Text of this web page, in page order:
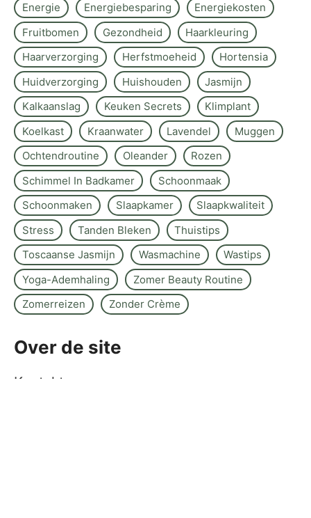
Energie
Energiebesparing
Energiekosten
Fruitbomen
Gezondheid
Haarkleuring
Haarverzorging
Herfstmoeheid
Hortensia
Huidverzorging
Huishouden
Jasmijn
Kalkaanslag
Keuken Secrets
Klimplant
Koelkast
Kraanwater Lavendel
Muggen
Ochtendroutine
Oleander
Rozen
Schimmel In Badkamer
Schoonmaak
Schoonmaken
Slaapkamer
Slaapkwaliteit
Stress
Tanden Bleken
Thuistips
Toscaanse Jasmijn
Wasmachine
Wastips
Yoga-Ademhaling
Zomer Beauty Routine
Zomerreizen
Zonder Crème
Over de site
Kontakt